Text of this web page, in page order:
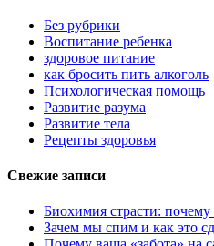
Без рубрики
Воспитание ребенка
здоровое питание
как бросить пить алкоголь
Психологическая помощь
Развитие разума
Развитие тела
Рецепты здоровья
Свежие записи
Биохимия страсти:
Зачем мы спим и как это